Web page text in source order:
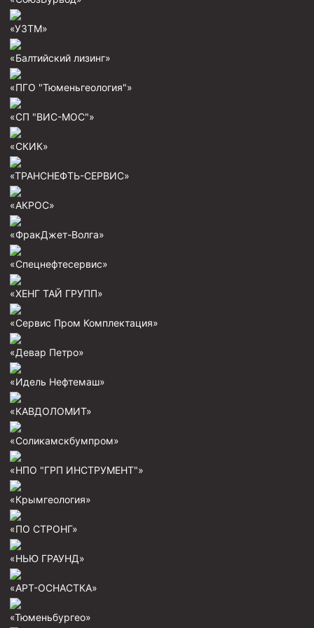
Циркуляционные системы и оборудование для
приготовления и очистки бурового раствора
Технологическая оснастка обсадных колонн
Патрубки цементировочные ПЦ
Краны шаровые КШЗ
скважин УЭЦС
Кольца ограничительные ПЦ и ЦЦ
Клапаны обратные
Пробки цементировочные
Скребки корончатые СК и тросовые СТ
Центраторы колонные
Инструмент для бурения и КРС (ловильный, аварийный)
Шаблоны колонные
Перья гидромониторные
Ерши механические
«УЗТМ»
«Балтийский лизинг»
«ПГО "Тюменьгеология"»
«СП "ВИС-МОС"»
«СКИК»
«ТРАНСНЕФТЬ-СЕРВИС»
«АКРОС»
«ФракДжет-Волга»
«Спецнефтесервис»
«ХЕНГ ТАЙ ГРУПП»
«Сервис Пром Комплектация»
«Девар Петро»
«Идель Нефтемаш»
«КАВДОЛОМИТ»
«Соликамскбумпром»
«НПО "ГРП ИНСТРУМЕНТ"»
«Крымгеология»
«ПО СТРОНГ»
«НЬЮ ГРАУНД»
«АРТ-ОСНАСТКА»
«Тюменьбургео»